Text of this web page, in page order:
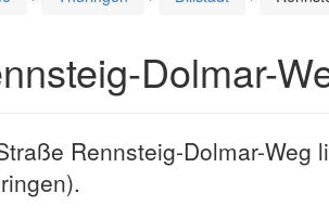
Dolmar-
Rennsteig-Dolmar-Weg